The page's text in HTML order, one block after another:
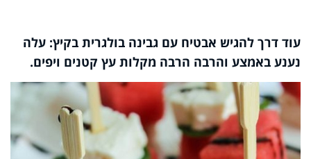
עוד דרך להגיש אבטיח עם גבינה בולגרית בקיץ: עלה
נענע באמצע והרבה הרבה מקלות עץ קטנים ויפים.